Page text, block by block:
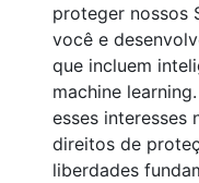
proteger nossos
você e
que incluem
machine
esses interesses
direitos de
liberdades